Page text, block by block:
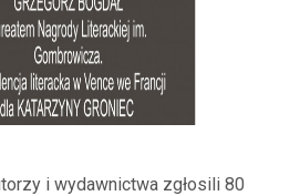
i wydawnictwa zgłosili 80